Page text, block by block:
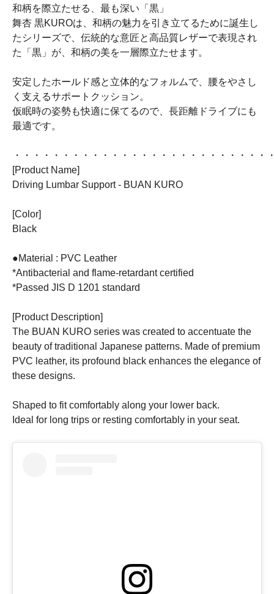
和柄を際立たせる、最も深い「黒」
舞杏 黒KUROは、和柄の魅力を引き立てるために誕生し
たシリーズで、伝統的な意匠と高品質レザーで表現され
た「黒」が、和柄の美を一層際立たせます。
安定したホールド感と立体的なフォルムで、腰をやさし
く支えるサポートクッション。
仮眠時の姿勢も快適に保てるので、長距離ドライブにも
最適です。
・・・・・・・・・・・・・・・・・・・・・・・・・・
[Product Name]
Driving Lumbar Support - BUAN KURO
[Color]
Black
●Material : PVC Leather
*Antibacterial and flame-retardant certified
*Passed JIS D 1201 standard
[Product Description]
The BUAN KURO series was created to accentuate the
beauty of traditional Japanese patterns. Made of premium
PVC leather, its profound black enhances the elegance of
these designs.
Shaped to fit comfortably along your lower back.
Ideal for long trips or resting comfortably in your seat.